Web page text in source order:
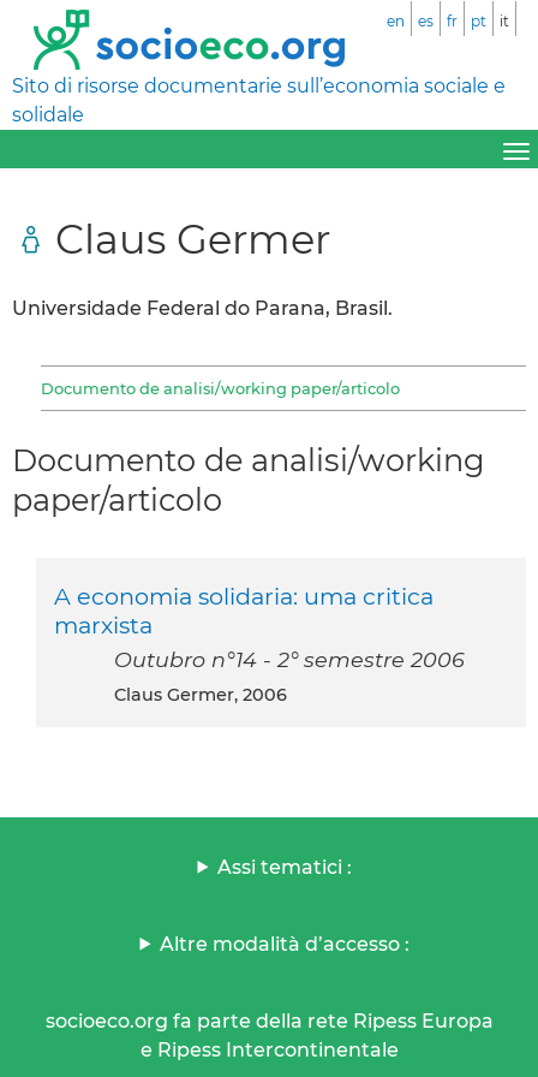
Sito di risorse documentarie sull’economia sociale e
solidale
en es fr pt it
Claus Germer
Universidade Federal do Parana, Brasil.
Documento de analisi/working paper/articolo
Documento de analisi/working
paper/articolo
A economia solidaria: uma critica
marxista
Outubro n°14 - 2° semestre 2006
Claus Germer, 2006
Assi tematici :
Altre modalità d’accesso :
socioeco.org fa parte della rete Ripess Europa
e Ripess Intercontinentale